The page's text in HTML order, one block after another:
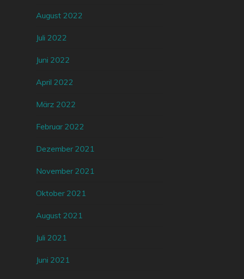
August 2022
Juli 2022
Juni 2022
April 2022
März 2022
Februar 2022
Dezember 2021
November 2021
Oktober 2021
August 2021
Juli 2021
Juni 2021